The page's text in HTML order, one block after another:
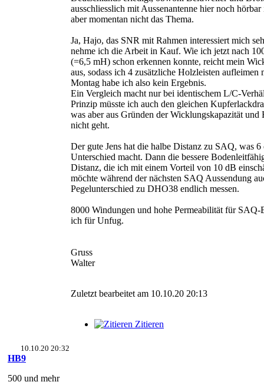
ausschliesslich mit Aussenantenne hier noch hörbar
aber momentan nicht das Thema.
Ja, Hajo, das SNR mit Rahmen interessiert mich
nehme ich die Arbeit in Kauf. Wie ich jetzt nach
(=6,5 mH) schon erkennen konnte, reicht mein
aus, sodass ich 4 zusätzliche Holzleisten aufleimen
Montag habe ich also kein Ergebnis.
Ein Vergleich macht nur bei identischem L/C-
Prinzip müsste ich auch den gleichen
was aber aus Gründen der Wicklungskapazität und
nicht geht.
Der gute Jens hat die halbe Distanz zu SAQ, was 6
Unterschied macht. Dann die bessere
Distanz, die ich mit einem Vorteil von 10 dB
möchte während der nächsten SAQ Aussendung
Pegelunterschied zu DHO38 endlich messen.
8000 Windungen und hohe Permeabilität für SAQ-
ich für Unfug.
Gruss
Walter
Zuletzt bearbeitet am 10.10.20 20:13
Zitieren
10.10.20 20:32
HB9
500 und mehr